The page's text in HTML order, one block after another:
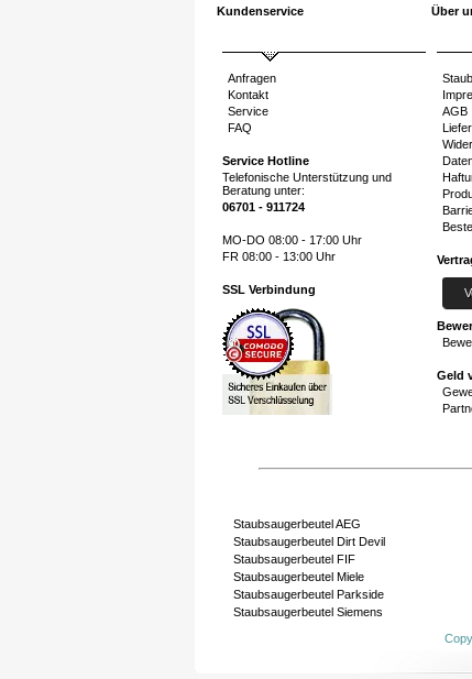
Kundenservice
Anfragen
Kontakt
Service
FAQ
Service Hotline
Telefonische Unterstützung und
Beratung unter:
06701 - 911724
MO-DO 08:00 - 17:00 Uhr
FR 08:00 - 13:00 Uhr
SSL Verbindung
Über
AGB
Geld
Staubsaugerbeutel AEG
Staubsaugerbeutel Dirt Devil
Staubsaugerbeutel FIF
Staubsaugerbeutel Miele
Staubsaugerbeutel Parkside
Staubsaugerbeutel Siemens